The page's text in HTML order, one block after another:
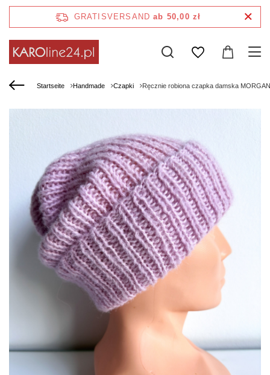
GRATISVERSAND ab 50,00 zł
Startseite Handmade Czapki Ręcznie robiona czapka damska